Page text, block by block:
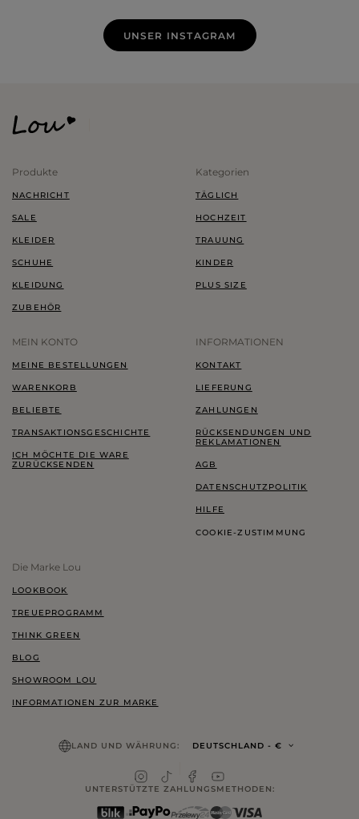
UNSER INSTAGRAM
Produkte
NACHRICHT
SALE
KLEIDER
SCHUHE
KLEIDUNG
ZUBEHÖR
Kategorien
TÄGLICH
HOCHZEIT
TRAUUNG
KINDER
PLUS SIZE
MEIN KONTO
MEINE BESTELLUNGEN
WARENKORB
BELIEBTE
TRANSAKTIONSGESCHICHTE
ICH MÖCHTE DIE WARE
ZURÜCKSENDEN
INFORMATIONEN
KONTAKT
LIEFERUNG
ZAHLUNGEN
RÜCKSENDUNGEN UND
REKLAMATIONEN
AGB
DATENSCHUTZPOLITIK
HILFE
COOKIE-ZUSTIMMUNG
Die Marke Lou
LOOKBOOK
TREUEPROGRAMM
THINK GREEN
BLOG
SHOWROOM LOU
INFORMATIONEN ZUR MARKE
LAND UND WÄHRUNG: DEUTSCHLAND - €
UNTERSTÜTZTE ZAHLUNGSMETHODEN: